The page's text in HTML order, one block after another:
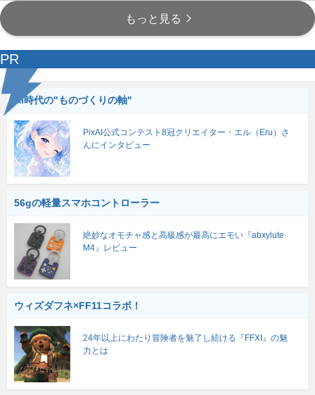
もっと見る
PR
AI時代の"ものづくりの軸"
PixAI公式コンテスト8冠クリエイター・エル（Eru）さ
んにインタビュー
56gの軽量スマホコントローラー
絶妙なオモチャ感と高級感が最高にエモい『abxylute
M4』レビュー
ウィズダフネ×FF11コラボ！
24年以上にわたり冒険者を魅了し続ける『FFXI』の魅
力とは